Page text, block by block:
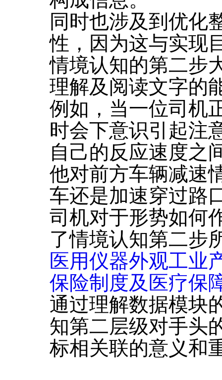
同时也涉及到优化
性，因为这与实现
情境认知的第二步
理解及阅读文字的
例如，当一位司机
时会下意识引起注
自己的反应速度之
他对前方车辆减速
车还是加速穿过路
司机对于形势如何
了情境认知第二步
医用仪器外观工业
保险制度及医疗保
通过理解数据模块
知第二层级对手头
标相关联的意义和